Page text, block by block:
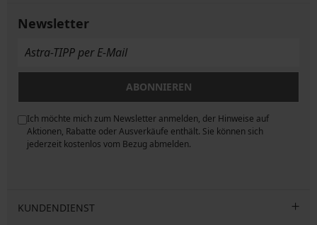
Newsletter
ABONNIEREN
Ich möchte mich zum Newsletter anmelden, der Hinweise auf
Aktionen, Rabatte oder Ausverkäufe enthält. Sie können sich
jederzeit kostenlos vom Bezug abmelden.
KUNDENDIENST